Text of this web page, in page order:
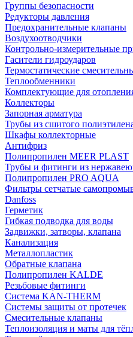
Группы безопасности
Редукторы давления
Предохранительные клапаны
Воздухоотводчики
Контрольно-измерительные
Гасители гидроударов
Термостатические
Теплообменники
Комплектующие для
Коллекторы
Запорная арматура
Трубы из сшитого
Шкафы коллекторные
Антифриз
Полипропилен MEER PLAST
Трубы и фитинги из
Полипропилен PRO AQUA
Фильтры сетчатые
Danfoss
Герметик
Гибкая подводка для воды
Задвижки, затворы, клапана
Канализация
Металлопластик
Обратные клапана
Полипропилен KALDE
Резьбовые фитинги
Система KAN-THERM
Системы защиты от протечек
Смесительные клапаны
Теплоизоляция и маты для